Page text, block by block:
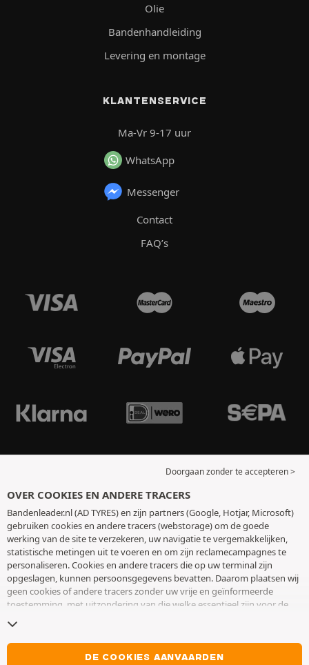
Olie
Bandenhandleiding
Levering en montage
KLANTENSERVICE
Ma-Vr 9-17 uur
WhatsApp
Messenger
Contact
FAQ’s
Doorgaan zonder te accepteren >
OVER COOKIES EN ANDERE TRACERS
Bandenleader.nl (AD TYRES) en zijn partners (Google, Hotjar, Microsoft)
gebruiken cookies en andere tracers (webstorage) om de goede
werking van de site te verzekeren, uw navigatie te vergemakkelijken,
statistische metingen uit te voeren en om zijn reclamecampagnes te
personaliseren. Cookies en andere tracers die op uw terminal zijn
opgeslagen, kunnen persoonsgegevens bevatten. Daarom plaatsen wij
geen cookies of andere tracers zonder uw vrije en geïnformeerde
toestemming, met uitzondering van die welke essentieel zijn voor de
toestemming op elk moment intrekken door naar de pagina over
cookies en andere tracerste gaan. U kunt ervoor kiezen om verder te
surfen zonder het deponeren van cookies of andere tracers te
DE COOKIES AANVAARDEN